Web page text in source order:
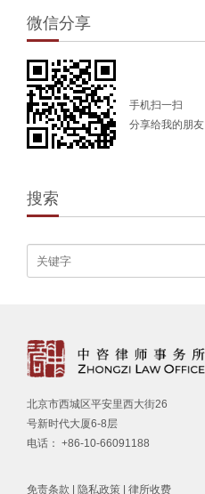
微信分享
手机扫一扫
分享给我的朋友
搜索
北京市西城区平安里西大街26
号新时代大厦6-8层
电话： +86-10-66091188
免责条款 隐私政策 律所收费